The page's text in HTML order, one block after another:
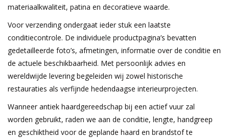
materiaalkwaliteit, patina en decoratieve waarde.
Voor verzending ondergaat ieder stuk een laatste
conditiecontrole. De individuele productpagina’s bevatten
gedetailleerde foto’s, afmetingen, informatie over de conditie en
de actuele beschikbaarheid. Met persoonlijk advies en
wereldwijde levering begeleiden wij zowel historische
restauraties als verfijnde hedendaagse interieurprojecten.
Wanneer antiek haardgereedschap bij een actief vuur zal
worden gebruikt, raden we aan de conditie, lengte, handgreep
en geschiktheid voor de geplande haard en brandstof te